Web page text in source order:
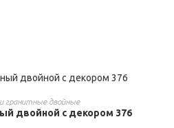
гранитные двойные
двойной с декором 376